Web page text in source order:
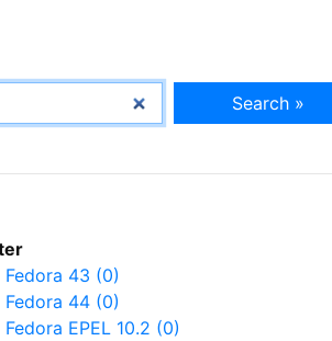
Search »
Fedora 43 (0)
Fedora 44 (0)
Fedora EPEL 10.2 (0)